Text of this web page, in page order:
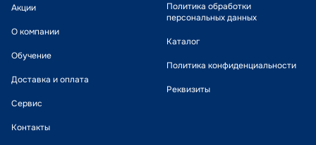
Акции
О компании
Обучение
Доставка и оплата
Сервис
Контакты
Политика обработки
персональных данных
Каталог
Политика конфиденциальности
Реквизиты